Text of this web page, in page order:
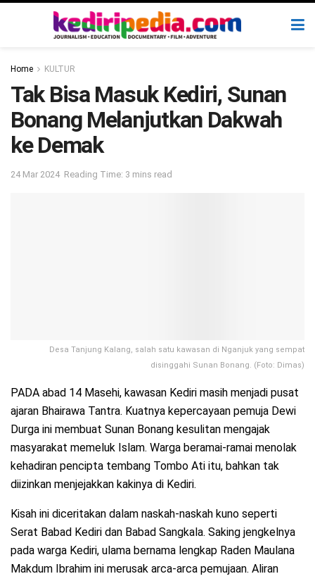
Home KULTUR
Tak Bisa Masuk Kediri, Sunan
Bonang Melanjutkan Dakwah
ke Demak
24 Mar 2024 Reading Time: 3 mins read
Desa Tanjung Kalang, salah satu kawasan di Nganjuk yang sempat
disinggahi Sunan Bonang. (Foto: Dimas)
PADA abad 14 Masehi, kawasan Kediri masih menjadi pusat
ajaran Bhairawa Tantra. Kuatnya kepercayaan pemuja Dewi
Durga ini membuat Sunan Bonang kesulitan mengajak
masyarakat memeluk Islam. Warga beramai-ramai menolak
kehadiran pencipta tembang Tombo Ati itu, bahkan tak
diizinkan menjejakkan kakinya di Kediri.
Kisah ini diceritakan dalam naskah-naskah kuno seperti
Serat Babad Kediri dan Babad Sangkala. Saking jengkelnya
pada warga Kediri, ulama bernama lengkap Raden Maulana
Makdum Ibrahim ini merusak arca-arca pemujaan. Aliran